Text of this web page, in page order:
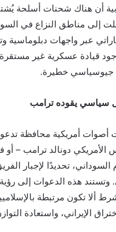
أن هناك شحنات أسلحة
إلى مناطق النزاع في
عبر واجهات دبلوماسية
قيادة عسكرية غير
جيوسياسي خطيرة.
سياسي يقوده ترامب
أصوات أمريكية محافظة
الأمريكي دونالد ترامب – أو
تحديدًا لإجبار
وتستند هذه الدعوات إلى
ألا تكون مرتبطة
الإيراني، واستعادة